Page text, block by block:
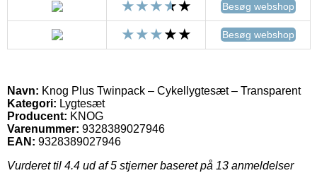
Besøg webshop
Besøg webshop
Navn: Knog Plus Twinpack – Cykellygtesæt – Transparent
Kategori: Lygtesæt
Producent: KNOG
Varenummer: 9328389027946
EAN: 9328389027946
Vurderet til 4.4 ud af 5 stjerner baseret på 13 anmeldelser